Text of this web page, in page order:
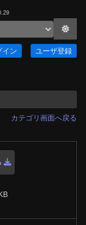
イン ユーザ登録
カテゴリ画面へ戻る